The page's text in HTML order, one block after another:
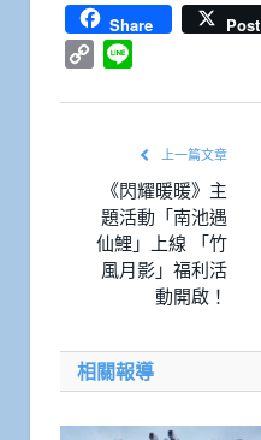
Share Post
Copy
上一篇文章
《閃耀暖暖》主
題活動「南池遇
仙鯉」上線 「竹
風月影」福利活
動開啟！
相關報導